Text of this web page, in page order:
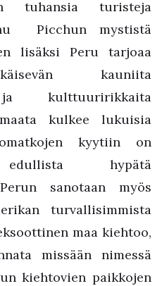
tuhansia turisteja
Picchun mystistä
lisäksi Peru tarjoaa
kauniita
ja kulttuuririkkaita
kulkee lukuisia
kyytiin on
hypätä
sanotaan myös
turvallisimmista
maa kiehtoo,
missään nimessä
kiehtovien paikkojen